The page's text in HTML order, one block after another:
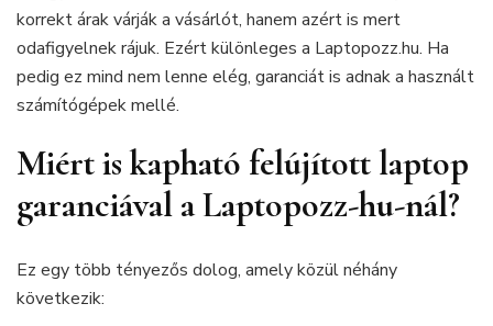
korrekt árak várják a vásárlót, hanem azért is mert
odafigyelnek rájuk. Ezért különleges a Laptopozz.hu. Ha
pedig ez mind nem lenne elég, garanciát is adnak a használt
számítógépek mellé.
Miért is kapható felújított laptop
garanciával a Laptopozz-hu-nál?
Ez egy több tényezős dolog, amely közül néhány
következik: